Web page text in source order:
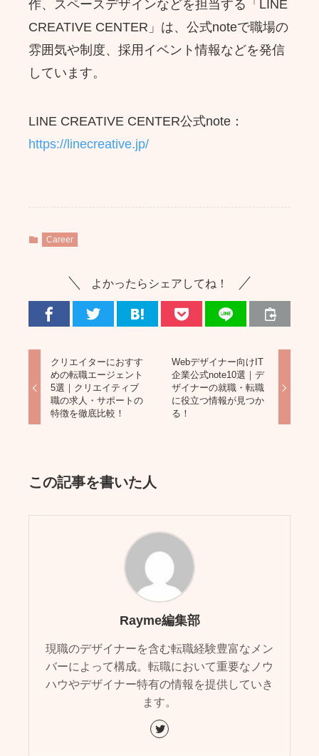
作、スペースデザインなどを担当する「LINE
CREATIVE CENTER」は、公式noteで職場の
雰囲気や制度、採用イベント情報などを発信
しています。
LINE CREATIVE CENTER公式note：
https://linecreative.jp/
Career
よかったらシェアしてね！
クリエイターにおすす
めの転職エージェント
5選｜クリエイティブ
職の求人・サポートの
特徴を徹底比較！
Webデザイナー向けIT
企業公式note10選｜デ
ザイナーの就職・転職
に役立つ情報が見つか
る！
この記事を書いた人
Rayme編集部
現職のデザイナーを含む転職経験豊富なメン
バーによって構成。転職において重要なノウ
ハウやデザイナー特有の情報を提供していき
ます。